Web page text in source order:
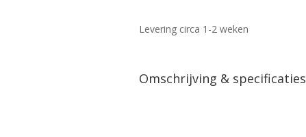
Levering circa 1-2 weken
Omschrijving & specificaties